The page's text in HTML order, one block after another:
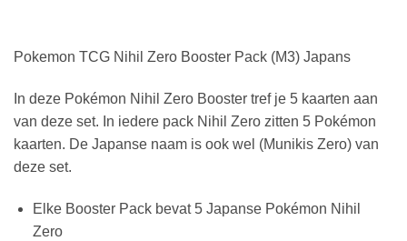
Pokemon TCG Nihil Zero Booster Pack (M3) Japans
In deze Pokémon Nihil Zero Booster tref je 5 kaarten aan
van deze set. In iedere pack Nihil Zero zitten 5 Pokémon
kaarten. De Japanse naam is ook wel (Munikis Zero) van
deze set.
Elke Booster Pack bevat 5 Japanse Pokémon Nihil
Zero